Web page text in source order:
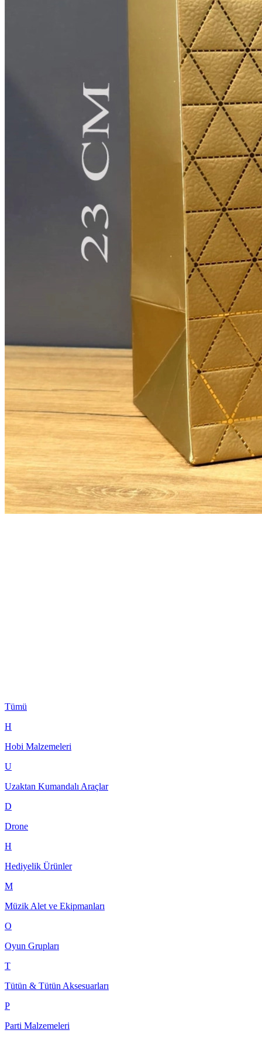
Tümü
H
Hobi Malzemeleri
U
Uzaktan Kumandalı Araçlar
D
Drone
H
Hediyelik Ürünler
M
Müzik Alet ve Ekipmanları
O
Oyun Grupları
T
Tütün & Tütün Aksesuarları
P
Parti Malzemeleri